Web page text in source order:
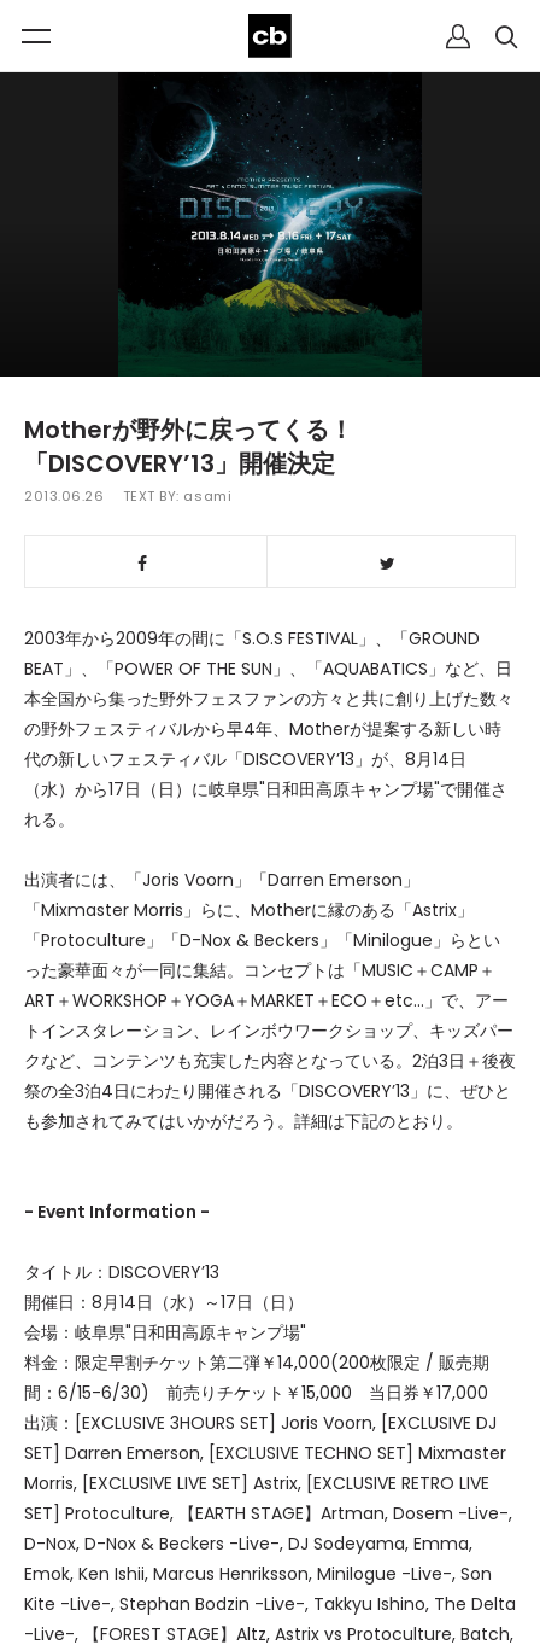
Motherが野外に戻ってくる！
「DISCOVERY’13」開催決定
2013.06.26 TEXT BY: asami
2003年から2009年の間に「S.O.S FESTIVAL」、「GROUND
BEAT」、「POWER OF THE SUN」、「AQUABATICS」など、日
本全国から集った野外フェスファンの方々と共に創り上げた数々
の野外フェスティバルから早4年、Motherが提案する新しい時
代の新しいフェスティバル「DISCOVERY’13」が、8月14日
（水）から17日（日）に岐阜県"日和田高原キャンプ場"で開催さ
れる。
出演者には、「Joris Voorn」「Darren Emerson」
「Mixmaster Morris」らに、Motherに縁のある「Astrix」
「Protoculture」「D-Nox & Beckers」「Minilogue」らとい
った豪華面々が一同に集結。コンセプトは「MUSIC＋CAMP＋
ART＋WORKSHOP＋YOGA＋MARKET＋ECO＋etc…」で、アー
トインスタレーション、レインボウワークショップ、キッズパー
クなど、コンテンツも充実した内容となっている。2泊3日＋後夜
祭の全3泊4日にわたり開催される「DISCOVERY’13」に、ぜひと
も参加されてみてはいかがだろう。詳細は下記のとおり。
- Event Information -
タイトル：DISCOVERY’13
開催日：8月14日（水）～17日（日）
会場：岐阜県"日和田高原キャンプ場"
料金：限定早割チケット第二弾￥14,000(200枚限定 / 販売期
間：6/15-6/30) 前売りチケット￥15,000 当日券￥17,000
出演：[EXCLUSIVE 3HOURS SET] Joris Voorn, [EXCLUSIVE DJ
SET] Darren Emerson, [EXCLUSIVE TECHNO SET] Mixmaster
Morris, [EXCLUSIVE LIVE SET] Astrix, [EXCLUSIVE RETRO LIVE
SET] Protoculture, 【EARTH STAGE】Artman, Dosem -Live-,
D-Nox, D-Nox & Beckers -Live-, DJ Sodeyama, Emma,
Emok, Ken Ishii, Marcus Henriksson, Minilogue -Live-, Son
Kite -Live-, Stephan Bodzin -Live-, Takkyu Ishino, The Delta
-Live-, 【FOREST STAGE】Altz, Astrix vs Protoculture, Batch,